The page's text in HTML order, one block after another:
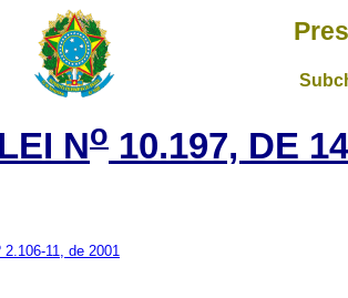
LEI No 10.197, DE
11, de 2001